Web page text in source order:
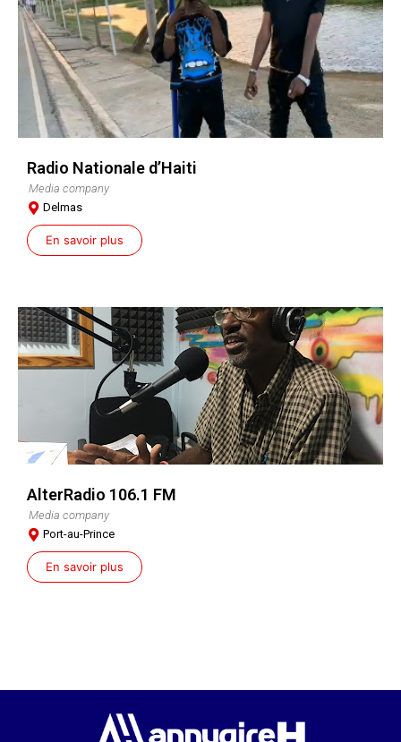
Radio Nationale d’Haiti
Media company
Delmas
En savoir plus
AlterRadio 106.1 FM
Media company
Port-au-Prince
En savoir plus